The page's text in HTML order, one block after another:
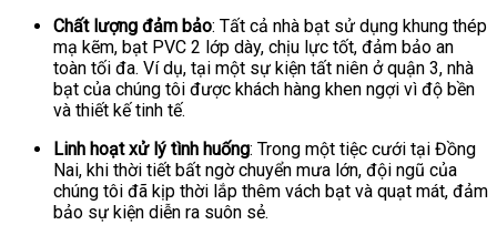
Chất lượng đảm bảo: Tất cả nhà bạt sử dụng khung thép
mạ kẽm, bạt PVC 2 lớp dày, chịu lực tốt, đảm bảo an
toàn tối đa. Ví dụ, tại một sự kiện tất niên ở quận 3, nhà
bạt của chúng tôi được khách hàng khen ngợi vì độ bền
và thiết kế tinh tế.
Linh hoạt xử lý tình huống: Trong một tiệc cưới tại Đồng
Nai, khi thời tiết bất ngờ chuyển mưa lớn, đội ngũ của
chúng tôi đã kịp thời lắp thêm vách bạt và quạt mát, đảm
bảo sự kiện diễn ra suôn sẻ.